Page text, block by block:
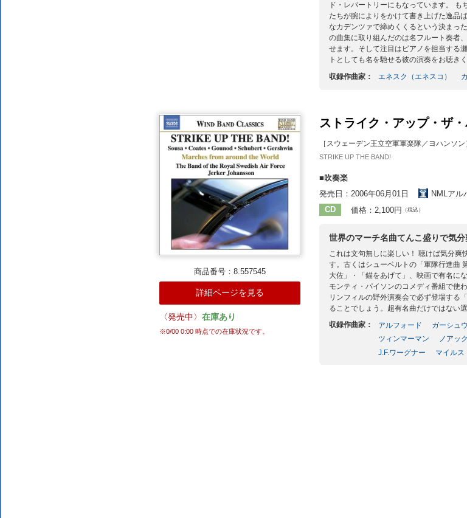
ド・レパートリーにもなっています。
たちが腕によりをかけて書き上げた逸品
なカデンツァで締めくくるという決まっ
の曲集に取り組んだのは名フルート奏者
せます。そして注目はピアノを担当する
トとしても名を馳せる彼の演奏をお聴きく
収録作曲家：
エネスク（エネスコ）
商品番号：8.557545
詳細ページを見る
〈発売中〉在庫あり
※0/00 0:00 時点での在庫状況です。
ストライク・アップ・ザ
［スウェーデン王立空軍軍楽隊／ヨハンソン
STRIKE UP THE BAND!
■吹奏楽
発売日：2006年06月01日
NMLアル
CD
価格：2,100円 （税込）
世界のマーチ名曲てんこ盛りで気分
これは文句無しに楽しい！ 聴けば気分
す。古くはシューベルトの「軍隊行進曲
大佐」・「錨をあげて」、映画で有名に
モンティ・パイソンのコメディ番組で使
リンフィルの野外演奏会で必ず登場する
ることでしょう。超有名曲だけではない
収録作曲家：
アルフォード ガーシュ
ツィンマーマン
ノアック
J.F.ワーグナー
マイルス